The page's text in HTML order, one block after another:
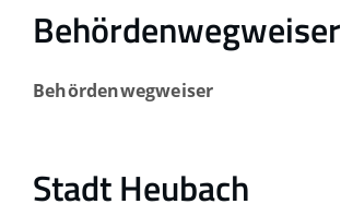
Behördenwegweiser
Behördenwegweiser
Stadt Heubach